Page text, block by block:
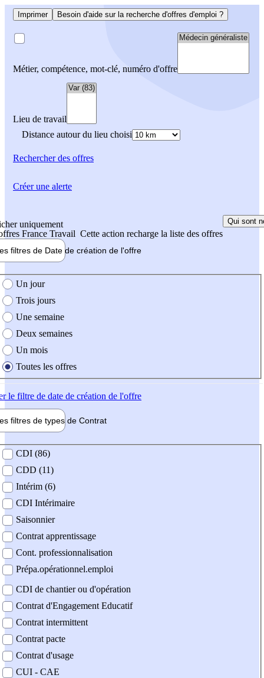
Imprimer Besoin d'aide sur la recherche d'offres d'emploi ?
Métier, compétence, mot-clé, numéro d'offre
Lieu de travail
Distance autour du lieu choisi
Rechercherdes offres
uniquement
France Travail Cette action recharge la liste des offres
Qui sont
filtres de Date de création de l'offre
création de l'offre
Un jour
Trois jours
Une semaine
Deux semaines
Un mois
Toutes les offres
le filtre de date de création de l'offre
filtres de types de Contrat
contrat
CDI (86)
CDD (11)
Intérim (6)
CDI Intérimaire
Saisonnier
Contrat apprentissage
Cont. professionnalisation
Prépa.opérationnel.emploi
CDI de chantier ou d'opération
Contrat d'Engagement Educatif
Contrat intermittent
Contrat pacte
Contrat d'usage
CUI - CAE
Créer une alerte